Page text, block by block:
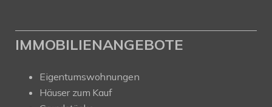
IMMOBILIENANGEBOTE
Eigentumswohnungen
Häuser zum Kauf